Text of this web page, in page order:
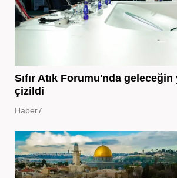
Sıfır Atık Forumu'nda geleceğin
çizildi
Haber7